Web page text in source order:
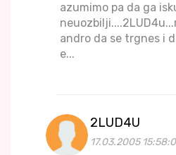
azumimo pa da ga
andro da se trgnes i
e...
2LUD4U
17.03.2005